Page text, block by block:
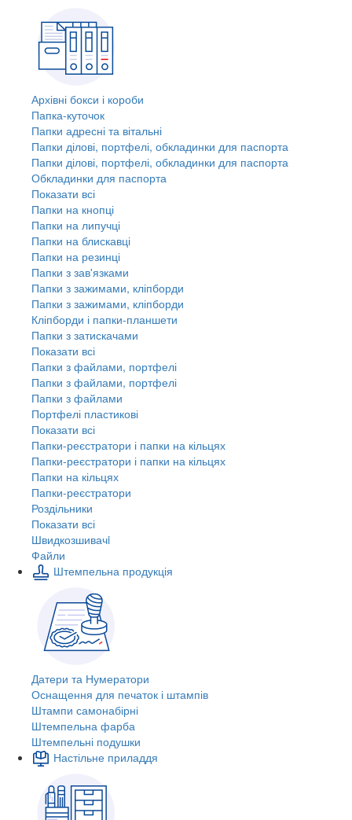
Архівні бокси і короби
Папка-куточок
Папки адресні та вітальні
Папки ділові, портфелі, обкладинки для паспорта
Папки ділові, портфелі, обкладинки для паспорта
Обкладинки для паспорта
Показати всі
Папки на кнопці
Папки на липучці
Папки на блискавці
Папки на резинці
Папки з зав'язками
Папки з зажимами, кліпборди
Папки з зажимами, кліпборди
Кліпборди і папки-планшети
Папки з затискачами
Показати всі
Папки з файлами, портфелі
Папки з файлами, портфелі
Папки з файлами
Портфелі пластикові
Показати всі
Папки-реєстратори і папки на кільцях
Папки-реєстратори і папки на кільцях
Папки на кільцях
Папки-реєстратори
Роздільники
Показати всі
Швидкозшивачi
Файли
Штемпельна продукція
Датери та Нумератори
Оснащення для печаток і штампів
Штампи самонабірні
Штемпельна фарба
Штемпельні подушки
Настільне приладдя